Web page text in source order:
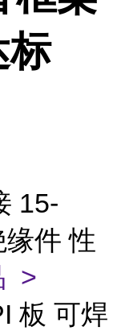
标
15-
件 性
>
板 可焊